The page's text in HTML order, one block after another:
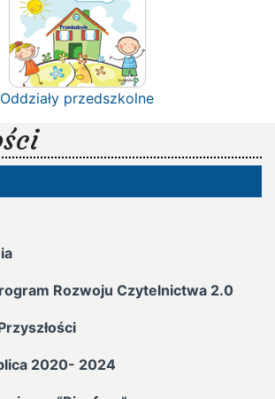
Oddziały przedszkolne
Rozwoju Czytelnictwa 2.0
2020- 2024